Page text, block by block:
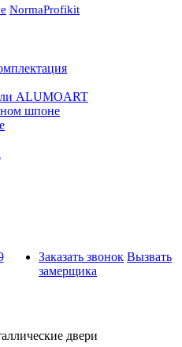
NormaProfikit
ALUMOART
шпоне
Заказать звонок Вызвать
замерщика